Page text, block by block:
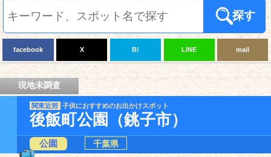
探す
facebook X B! LINE mail
現地未調査
関東近郊 子供におすすめのお出かけスポット
後飯町公園（銚子市）
公園
千葉県